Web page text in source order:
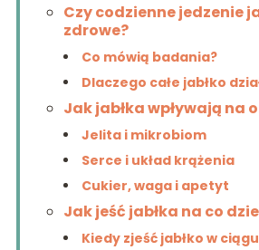
Czy codzienne jedzenie
zdrowe?
Co mówią badania?
Dlaczego całe jabłko
Jak jabłka wpływają na
Jelita i mikrobiom
Serce i układ krążenia
Cukier, waga i apetyt
Jak jeść jabłka na co
Kiedy zjeść jabłko w